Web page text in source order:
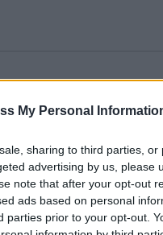
My Personal
sharing to third parties,
advertising by us, please
note that after your opt-out
ads based on personal
parties prior to your opt-out.